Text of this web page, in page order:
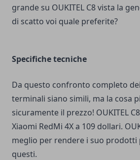
grande su OUKITEL C8 vista la
di scatto voi quale preferite?
Specifiche tecniche
Da questo confronto completo
terminali siano simili, ma la cosa
sicuramente il prezzo! OUKITEL
Xiaomi RedMi 4X a 109 dollari.
meglio per rendere i suo prodotti
questi.